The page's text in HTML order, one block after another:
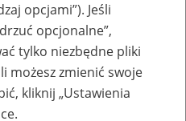
lub
pracy
opcjami”). Jeśli
opcjonalne”,
tylko niezbędne pliki
możesz zmienić swoje
kliknij „Ustawienia